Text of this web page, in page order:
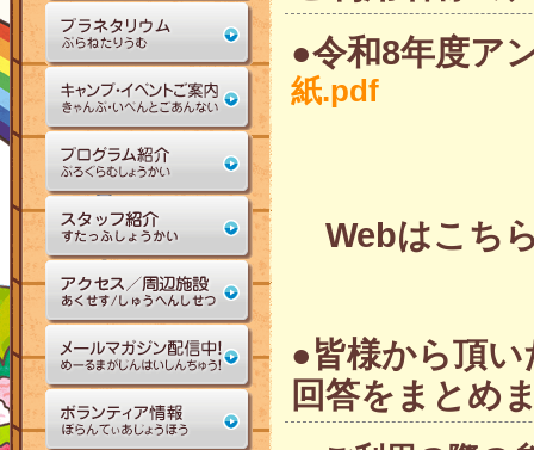
●令和8年度ア
紙.pdf
Webはこ
●皆様から頂
回答をまとめ